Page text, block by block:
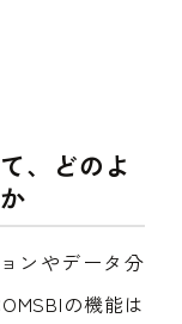
、どのよ
ンやデータ分
の機能は